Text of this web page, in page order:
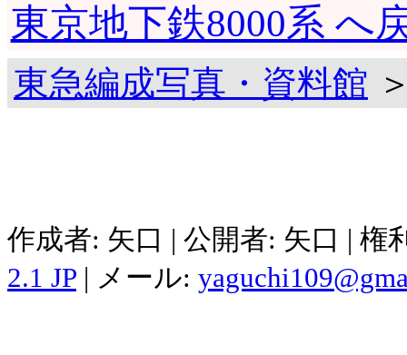
東京地下鉄8000系 へ
東急編成写真・資料館
作成者: 矢口 | 公開者: 矢口 |
2.1 JP | メール: